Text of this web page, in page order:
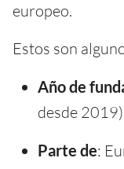
europeo.
Estos son
Año de
desde 2019)
Parte de: